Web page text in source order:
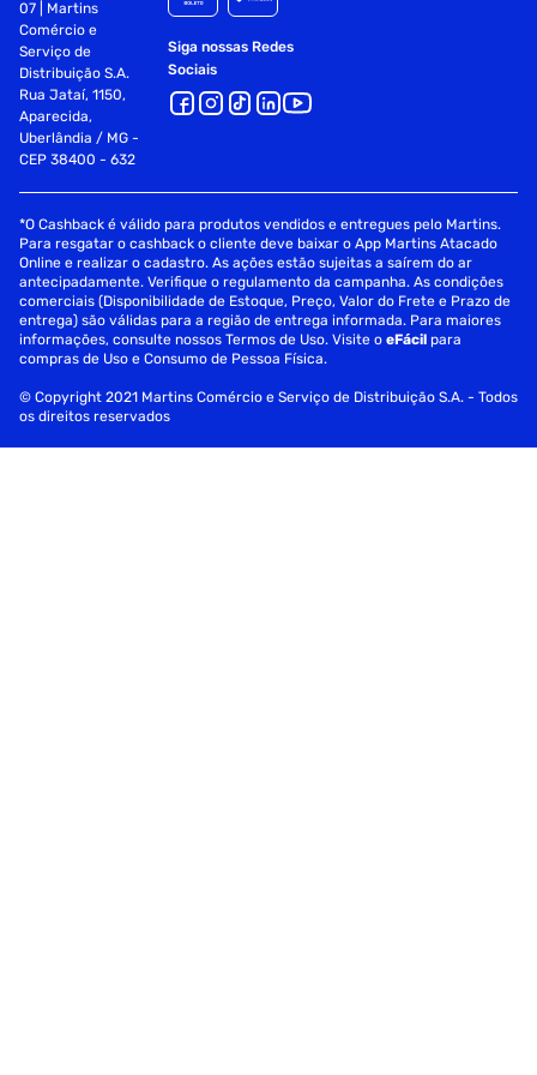
07 | Martins
Comércio e
Serviço de
Distribuição S.A.
Rua Jataí, 1150,
Aparecida,
Uberlândia / MG -
CEP 38400 - 632
Siga nossas Redes
Sociais
*O Cashback é válido para produtos vendidos e entregues pelo Martins.
Para resgatar o cashback o cliente deve baixar o App Martins Atacado
Online e realizar o cadastro. As ações estão sujeitas a saírem do ar
antecipadamente. Verifique o regulamento da campanha. As condições
comerciais (Disponibilidade de Estoque, Preço, Valor do Frete e Prazo de
entrega) são válidas para a região de entrega informada. Para maiores
informações, consulte nossos Termos de Uso. Visite oeFácil para
compras de Uso e Consumo de Pessoa Física.
© Copyright 2021 Martins Comércio e Serviço de Distribuição S.A. - Todos
os direitos reservados